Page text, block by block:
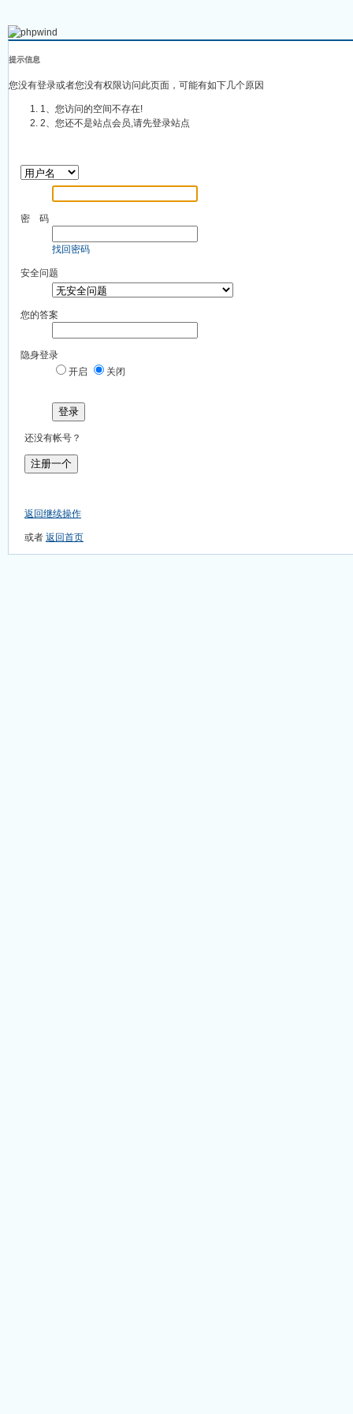
提示信息
您没有登录或者您没有权限访问此页面，可能有如下几个原因
1、您访问的空间不存在!
2、您还不是站点会员,请先登录站点
密 码
找回密码
安全问题
您的答案
隐身登录
开启
关闭
登录
还没有帐号？
注册一个
返回继续操作
或者 返回首页